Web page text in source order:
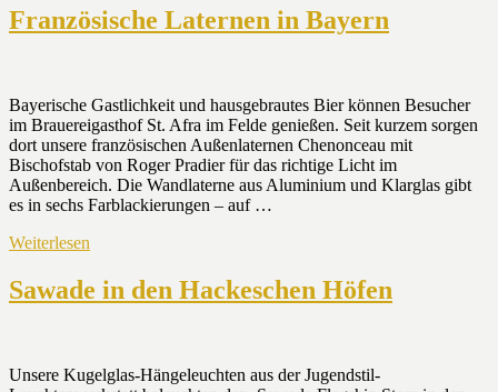
Französische Laternen in Bayern
Bayerische Gastlichkeit und hausgebrautes Bier können Besucher
im Brauereigasthof St. Afra im Felde genießen. Seit kurzem sorgen
dort unsere französischen Außenlaternen Chenonceau mit
Bischofstab von Roger Pradier für das richtige Licht im
Außenbereich. Die Wandlaterne aus Aluminium und Klarglas gibt
es in sechs Farblackierungen – auf …
Weiterlesen
Sawade in den Hackeschen Höfen
Unsere Kugelglas-Hängeleuchten aus der Jugendstil-